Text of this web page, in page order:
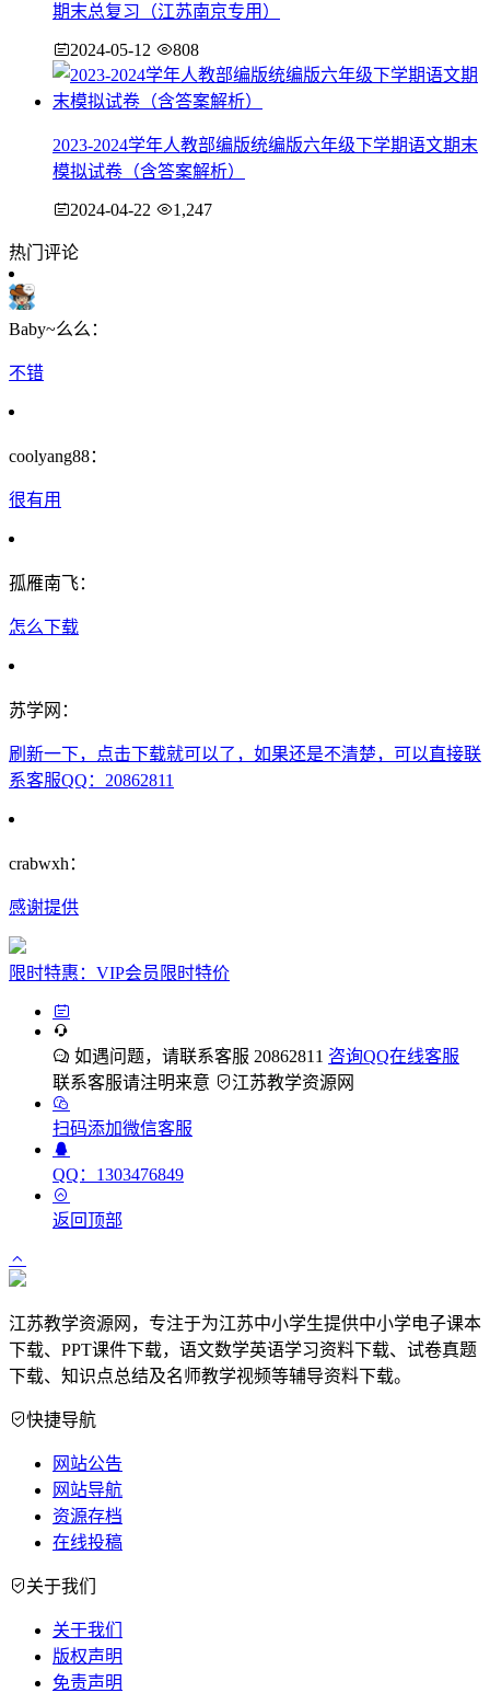
期末总复习（江苏南京专用）
2024-05-12 808
2023-2024学年人教部编版统编版六年级下学期语文期末
模拟试卷（含答案解析）
2024-04-22 1,247
热门评论
Baby~么么：
不错
coolyang88：
很有用
孤雁南飞：
怎么下载
苏学网：
刷新一下，点击下载就可以了，如果还是不清楚，可以直接联
系客服QQ：20862811
crabwxh：
感谢提供
限时特惠：VIP会员限时特价
如遇问题，请联系客服 20862811 咨询QQ在线客服
联系客服请注明来意
江苏教学资源网
扫码添加微信客服
QQ：1303476849
返回顶部
江苏教学资源网，专注于为江苏中小学生提供中小学电子课本
下载、PPT课件下载，语文数学英语学习资料下载、试卷真题
下载、知识点总结及名师教学视频等辅导资料下载。
快捷导航
网站公告
网站导航
资源存档
在线投稿
关于我们
关于我们
版权声明
免责声明